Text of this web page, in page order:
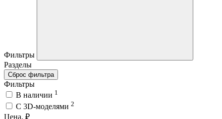
Фильтры
Разделы
Сброс фильтра
Фильтры
В наличии 1
C 3D-моделями 2
Цена, ₽